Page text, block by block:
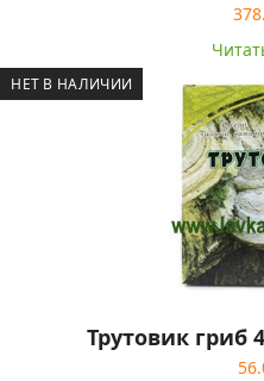
НЕТ В НАЛИЧИИ
Трутовик гриб